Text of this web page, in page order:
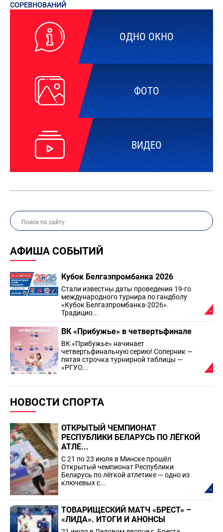
ОДНО ОКНО
ФОТО
ВИДЕО
АФИША СОБЫТИЙ
Кубок Белгазпромбанка 2026
Стали известны даты проведения 19-го
международного турнира по гандболу
«Кубок Белгазпромбанка-2026».
Традицио...
ВК «Прибужье» в четвертьфинале
ВК «Прибужье» начинает
четвертьфинальную серию! Соперник —
пятая строчка турнирной таблицы —
«РГУО...
НОВОСТИ СПОРТА
ОТКРЫТЫЙ ЧЕМПИОНАТ
РЕСПУБЛИКИ БЕЛАРУСЬ ПО ЛЁГКОЙ
АТЛЕ...
С 21 по 23 июля в Минске прошёл
Открытый чемпионат Республики
Беларусь по лёгкой атлетике — одно из
ключевых с...
ТОВАРИЩЕСКИЙ МАТЧ «БРЕСТ» –
«ЛИДА». ИТОГИ И АНОНСЫ
СОРЕВНОВАНИЙ